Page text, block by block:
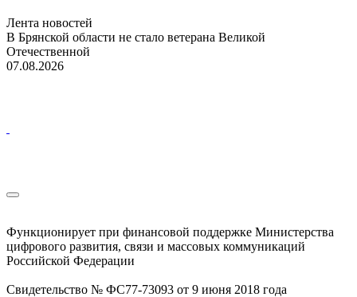
Лента новостей
В Брянской области не стало ветерана Великой
Отечественной
07.08.2026
Функционирует при финансовой поддержке Министерства
цифрового развития, связи и массовых коммуникаций
Российской Федерации
Свидетельство № ФС77-73093 от 9 июня 2018 года